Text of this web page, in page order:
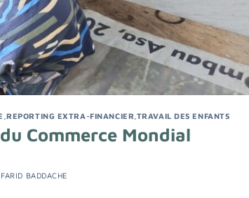
,REPORTING EXTRA-FINANCIER TRAVAIL DES ENFANTS
Commerce Mondial
FARID BADDACHE